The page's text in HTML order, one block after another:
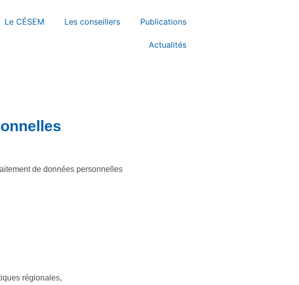
Le CÉSEM Les conseillers Publications
Actualités
de données personnelles
régionales,